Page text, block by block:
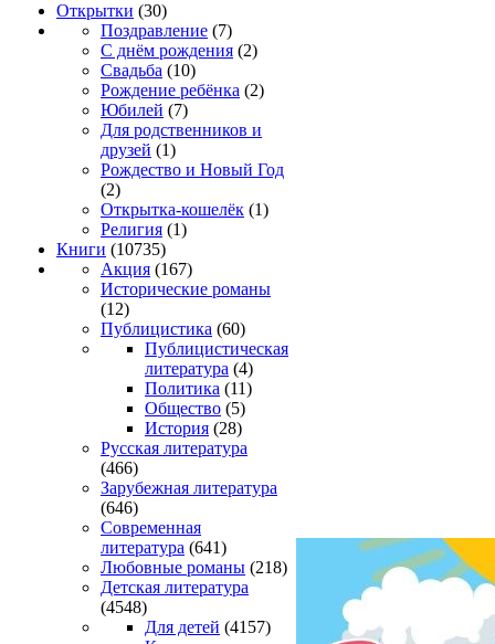
Открытки (30)
Поздравление (7)
С днём рождения (2)
Свадьба (10)
Рождение ребёнка (2)
Юбилей (7)
Для родственников и
друзей (1)
Рождество и Новый Год
(2)
Открытка-кошелёк (1)
Религия (1)
Книги (10735)
Акция (167)
Исторические романы
(12)
Публицистика (60)
Публицистическая
литература (4)
Политика (11)
Общество (5)
История (28)
Русская литература
(466)
Зарубежная литература
(646)
Современная
литература (641)
Любовные романы (218)
Детская литература
(4548)
Для детей (4157)